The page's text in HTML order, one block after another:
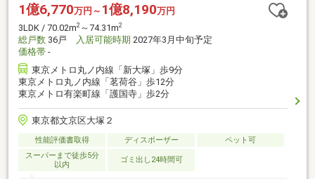
1億6,770万円～ 1億8,190万円
3LDK / 70.02m2 ～74.31m2
総戸数 36戸 入居可能時期 2027年3月中旬予定
価格帯 -
東京メトロ丸ノ内線「新大塚」歩9分
東京メトロ丸ノ内線「茗荷谷」歩12分
東京メトロ有楽町線「護国寺」歩2分
東京都文京区大塚２
性能評価書取得 ディスポーザー
ペット可
スーパーまで徒歩5分
以内
ゴミ出し24時間可